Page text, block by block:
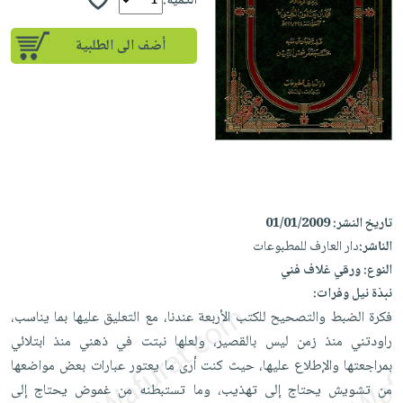
إختياراتنا
كتب
أكاديمية
صندوق
القراءة
iKitab
حدود
أسئلة
يتكرر
على
Android
تحميل
iKitab
على
Apple
أسئلة
يتكرر
طرحها
تحميل
masmu3
على
masmu3
على
Apple
المواضيع
الأكثر
مبيعاً
إختياراتنا
وسائل
جوائز
تعليمية
الصحة
والعناية
الشخصية
جديد
العناية
الشخصية
العناية
وتصفيف
الشعر
العناية
بالجسم
المطبخ
والسفرة
جديد
الكل
أواني
الطهي
أدوات
متجر
الهدايا
أقسام
أضف الى الطلبية
تاريخ النشر:01/01/2009
الناشر:دار العارف للمطبوعات
النوع:ورقي غلاف فني
نبذة نيل وفرات:
فكرة الضبط والتصحيح للكتب الأربعة عندنا، مع التعليق عليها بما يناسب،
راودتني منذ زمن ليس بالقصير، ولعلها نبتت في ذهني منذ ابتلائي
بمراجعتها والإطلاع عليها، حيث كنت أرى ما يعتور عبارات بعض مواضعها
من تشويش يحتاج إلى تهذيب، وما تستبطنه من غموض يحتاج إلى